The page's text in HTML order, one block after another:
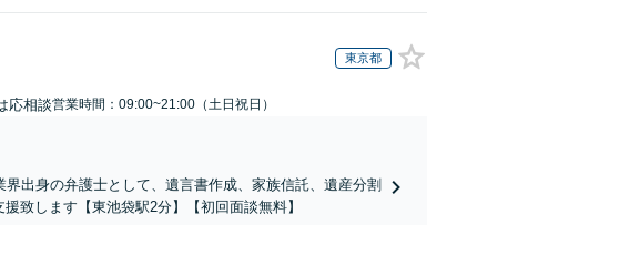
東京都
応相談営業時間：09:00~21:00（土日祝日）
出身の弁護士として、遺言書作成、家族信託、遺産分割
致します【東池袋駅2分】【初回面談無料】